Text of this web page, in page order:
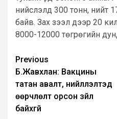
нийслэлд 300 тонн, нийт
байв. Зах зээл дээр 20
8000-12000 төгрөгийн
Post
navigation
Previous
Б.Жавхлан: Вакцины
татан авалт, нийлүүлэлтэд
өөрчлөлт орсон зүйл
байхгүй